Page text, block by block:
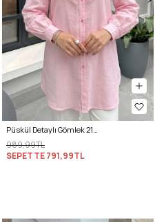
Püskül Detaylı Gömlek 2109 - PEMBE
989,99TL
SEPETTE791,99TL